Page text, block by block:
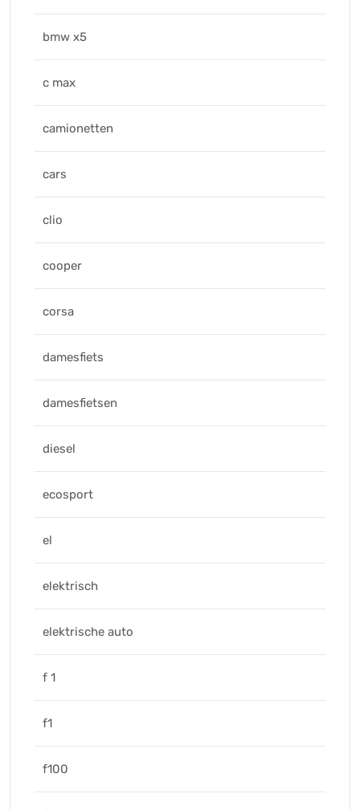
bmw x5
c max
camionetten
cars
clio
cooper
corsa
damesfiets
damesfietsen
diesel
ecosport
el
elektrisch
elektrische auto
f 1
f1
f100